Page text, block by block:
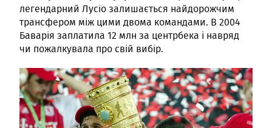
легендарний Лусіо залишається найдорожчим
трансфером між цими двома командами. В 2004
Баварія заплатила 12 млн за центрбека і навряд
чи пожалкувала про свій вибір.